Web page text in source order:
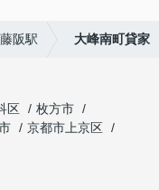
藤阪駅 大峰南町貸家
区
枚方市
京都市上京区